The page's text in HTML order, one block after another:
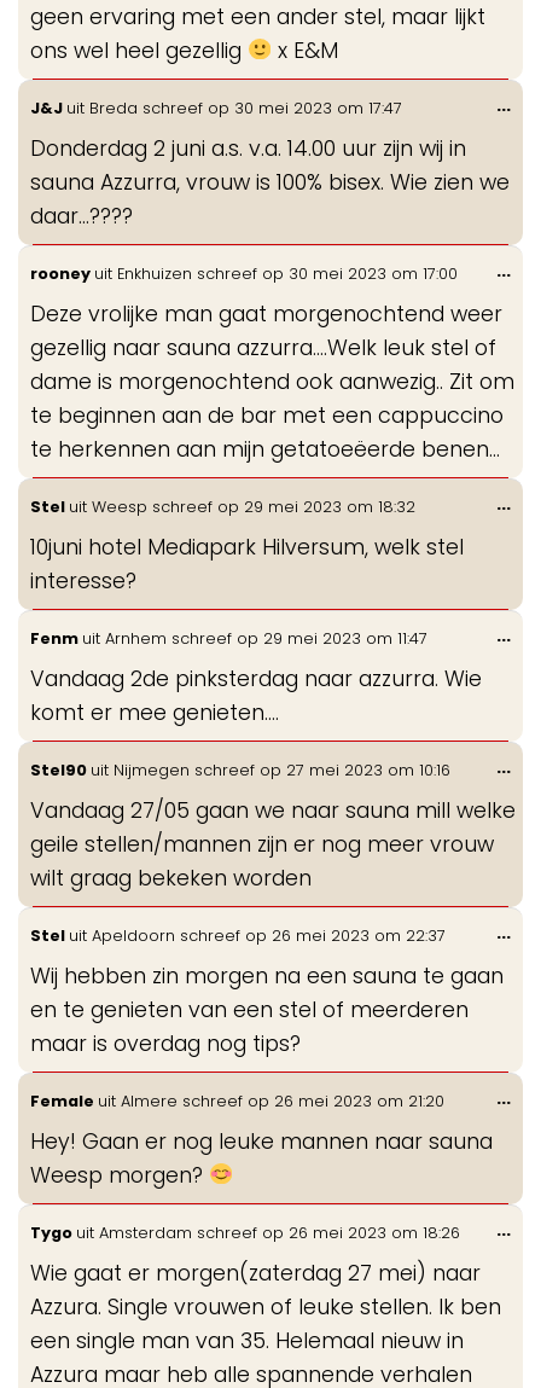
geen ervaring met een ander stel, maar lijkt
ons wel heel gezellig
x E&M
J&J uit Breda schreef op 30 mei 2023 om 17:47
Donderdag 2 juni a.s. v.a. 14.00 uur zijn wij in
sauna Azzurra, vrouw is 100% bisex. Wie zien we
daar…????
...
rooney uit Enkhuizen schreef op 30 mei 2023 om 17:00
Deze vrolijke man gaat morgenochtend weer
gezellig naar sauna azzurra....Welk leuk stel of
dame is morgenochtend ook aanwezig.. Zit om
te beginnen aan de bar met een cappuccino
te herkennen aan mijn getatoeëerde benen...
...
Stel uit Weesp schreef op 29 mei 2023 om 18:32
10juni hotel Mediapark Hilversum, welk stel
interesse?
...
Fenm uit Arnhem schreef op 29 mei 2023 om 11:47
Vandaag 2de pinksterdag naar azzurra. Wie
komt er mee genieten....
...
Stel90 uit Nijmegen schreef op 27 mei 2023 om 10:16
Vandaag 27/05 gaan we naar sauna mill welke
geile stellen/mannen zijn er nog meer vrouw
wilt graag bekeken worden
...
Stel uit Apeldoorn schreef op 26 mei 2023 om 22:37
Wij hebben zin morgen na een sauna te gaan
en te genieten van een stel of meerderen
maar is overdag nog tips?
...
Female uit Almere schreef op 26 mei 2023 om 21:20
Hey! Gaan er nog leuke mannen naar sauna
Weesp morgen?
...
Tygo uit Amsterdam schreef op 26 mei 2023 om 18:26
Wie gaat er morgen(zaterdag 27 mei) naar
Azzura. Single vrouwen of leuke stellen. Ik ben
een single man van 35. Helemaal nieuw in
Azzura maar heb alle spannende verhalen
...